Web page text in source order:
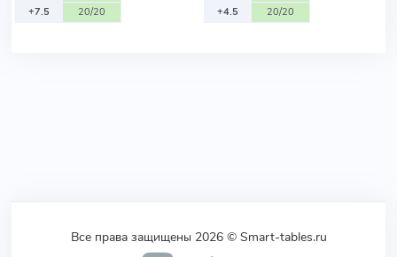
+7.5
20/20
+4.5
20/20
Все права защищены 2026 © Smart-tables.ru